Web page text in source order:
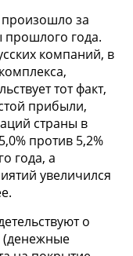
за
прошлого года.
компаний, в
тот факт,
прибыли,
страны в
против 5,2%
года, а
увеличился
о
(денежные